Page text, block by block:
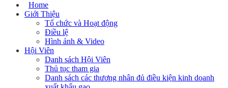
Home
Giới Thiệu
Tổ chức và Hoạt động
Điều lệ
Hình ảnh & Video
Hội Viên
Danh sách Hội Viên
Thủ tục tham gia
Danh sách các thương nhân đủ điều kiện kinh doanh